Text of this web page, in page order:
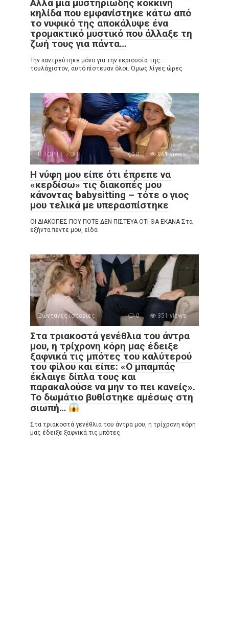
Αλλά μια μυστηριώδης κόκκινη
κηλίδα που εμφανίστηκε κάτω από
το νυφικό της αποκάλυψε ένα
τρομακτικό μυστικό που άλλαξε τη
ζωή τους για πάντα…
Την παντρεύτηκε μόνο για την περιουσία της…
τουλάχιστον, αυτό πίστευαν όλοι. Όμως λίγες ώρες
ΙΣΤΟΡΙΕΣ ΖΩΗΣ 0 961 views
Η νύφη μου είπε ότι έπρεπε να
«κερδίσω» τις διακοπές μου
κάνοντας babysitting – τότε ο γιος
μου τελικά με υπερασπίστηκε
ΟΙ ΔΙΑΚΟΠΕΣ ΠΟΥ ΠΟΤΕ ΔΕΝ ΠΙΣΤΕΥΑ ΟΤΙ ΘΑ ΕΚΑΝΑ Στα
εξήντα πέντε μου, είδα
Ζωντανές ιστορίες 0 351 views
Στα τριακοστά γενέθλια του άντρα
μου, η τρίχρονη κόρη μας έδειξε
ξαφνικά τις μπότες του καλύτερού
του φίλου και είπε: «Ο μπαμπάς
έκλαιγε δίπλα τους και
παρακαλούσε να μην το πει κανείς».
Το δωμάτιο βυθίστηκε αμέσως στη
σιωπή…
Στα τριακοστά γενέθλια του άντρα μου, η τρίχρονη κόρη
μας έδειξε ξαφνικά τις μπότες